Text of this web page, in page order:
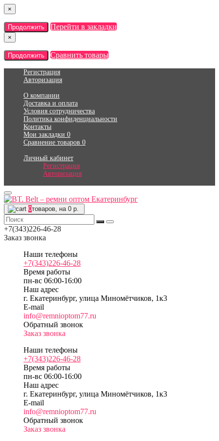
×
Продолжить Перейти в закладки
×
Продолжить Сравнить товары
Регистрация
Авторизация
О компании
Доставка и оплата
Условия сотрудничества
Политика конфиденциальности
Контакты
Мои закладки 0
Сравнение товаров 0
Личный кабинет
Регистрация
Авторизация
0товаров, на 0 р.
+7(343)226-46-28
Заказ звонка
Наши телефоны
+7(343)226-46-28
Время работы
пн-вс 06:00-16:00
Наш адрес
г. Екатеринбург, улица Миномётчиков, 1к3
E-mail
info@remnioptom77.ru
Обратный звонок
Заказ звонка
Наши телефоны
+7(343)226-46-28
Время работы
пн-вс 06:00-16:00
Наш адрес
г. Екатеринбург, улица Миномётчиков, 1к3
E-mail
info@remnioptom77.ru
Обратный звонок
Заказ звонка